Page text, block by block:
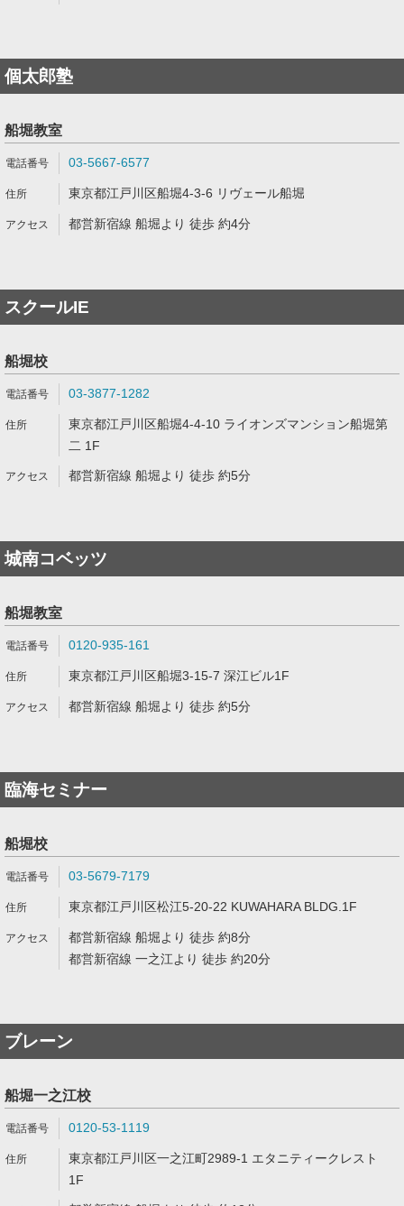
個太郎塾
船堀教室
03-5667-6577
東京都江戸川区船堀4-3-6 リヴェール船堀
都営新宿線 船堀より 徒歩 約4分
スクールIE
船堀校
03-3877-1282
東京都江戸川区船堀4-4-10 ライオンズマンション船堀第
二 1F
都営新宿線 船堀より 徒歩 約5分
城南コベッツ
船堀教室
0120-935-161
東京都江戸川区船堀3-15-7 深江ビル1F
都営新宿線 船堀より 徒歩 約5分
臨海セミナー
船堀校
03-5679-7179
東京都江戸川区松江5-20-22 KUWAHARA BLDG.1F
都営新宿線 船堀より 徒歩 約8分
都営新宿線 一之江より 徒歩 約20分
ブレーン
船堀一之江校
0120-53-1119
東京都江戸川区一之江町2989-1 エタニティークレスト
1F